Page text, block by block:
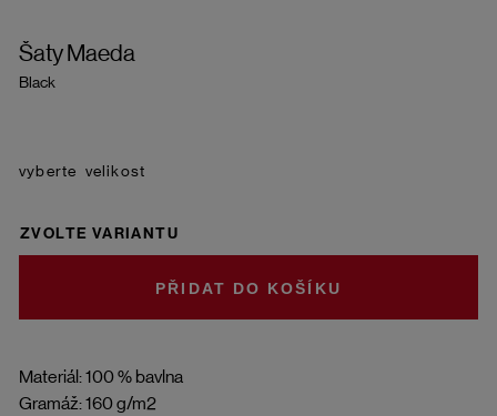
Šaty Maeda
Black
Materiál: 100 % bavlna
Gramáž: 160 g/m2
velikost
ZVOLTE VARIANTU
DO KOŠÍKU